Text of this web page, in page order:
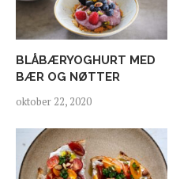
BLÅBÆRYOGHURT MED
BÆR OG NØTTER
oktober 22, 2020